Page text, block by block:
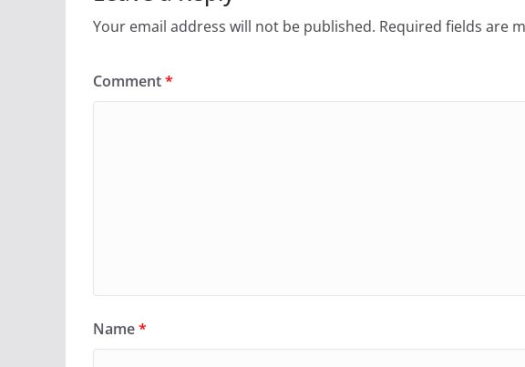
Your email address will not be published. Required fields are
Comment*
Name*